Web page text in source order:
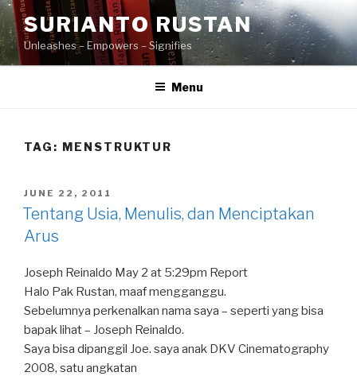
Skip
to
content
SURIANTO RUSTAN
Unleashes – Empowers – Signifies
Menu
TAG: MENSTRUKTUR
POSTED
ON
JUNE 22, 2011
Tentang Usia, Menulis, dan Menciptakan
Arus
Joseph Reinaldo May 2 at 5:29pm Report
Halo Pak Rustan, maaf mengganggu.
Sebelumnya perkenalkan nama saya – seperti yang bisa
bapak lihat – Joseph Reinaldo.
Saya bisa dipanggil Joe. saya anak DKV Cinematography
2008, satu angkatan